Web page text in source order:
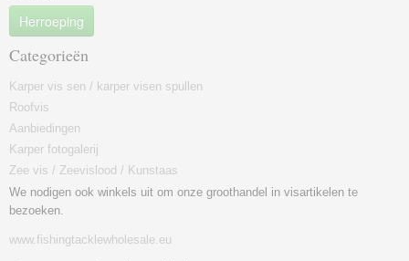
Herroeping
Categorieën
Karper vis sen / karper visen spullen
Roofvis
Aanbiedingen
Karper fotogalerij
Zee vis / Zeevislood / Kunstaas
We nodigen ook winkels uit om onze groothandel in visartikelen te
bezoeken.
www.fishingtacklewholesale.eu